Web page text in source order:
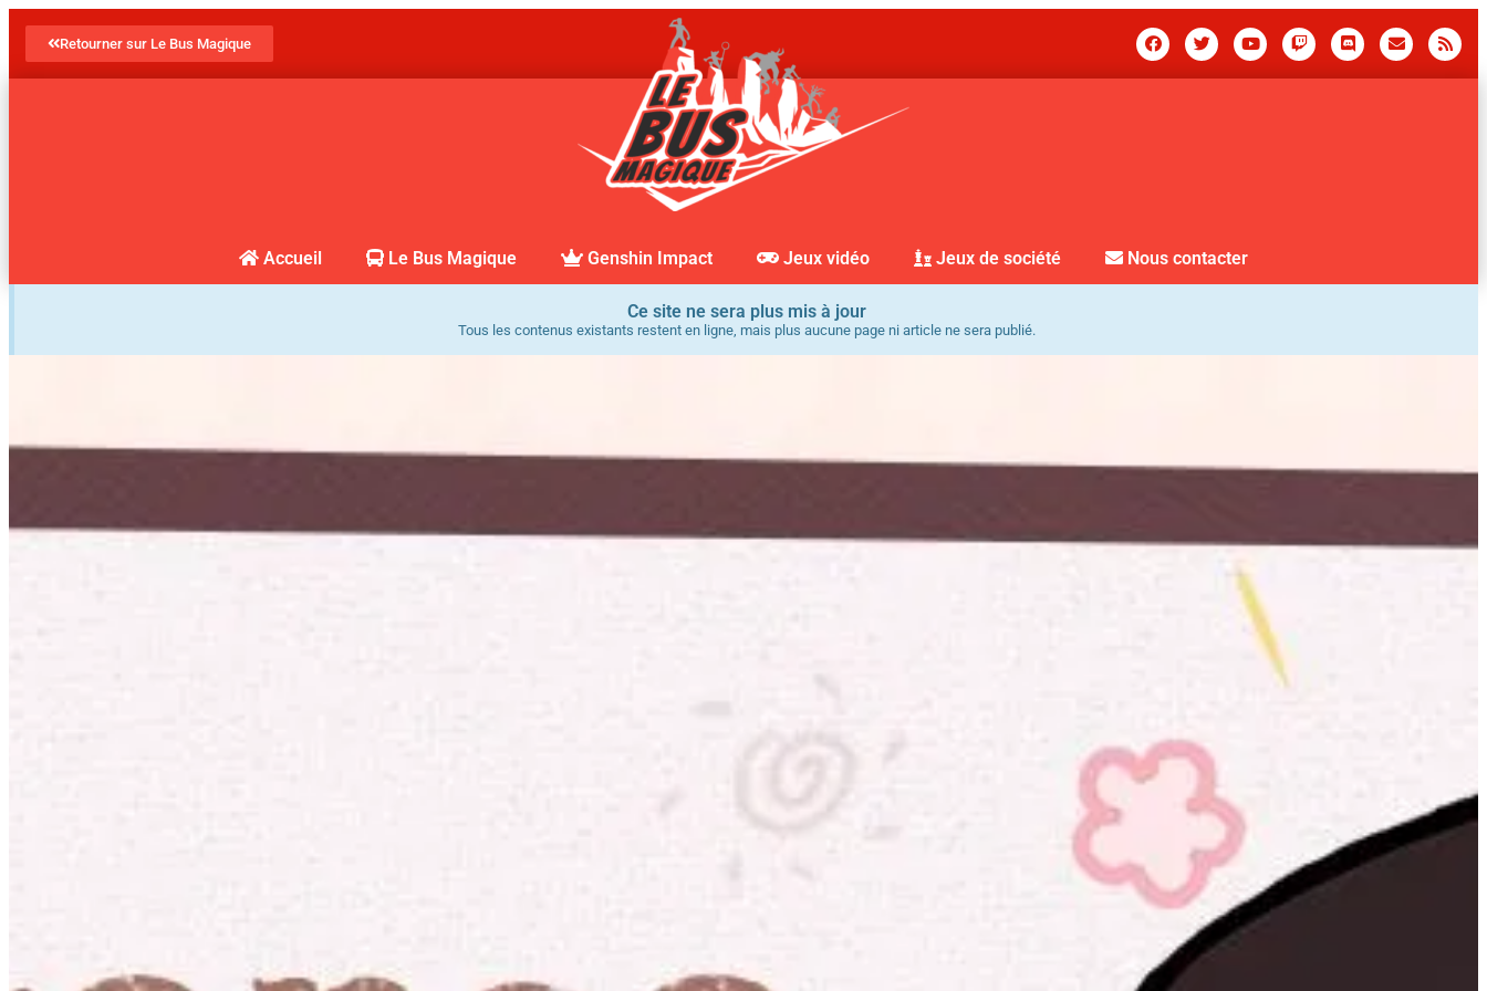
Retourner sur Le Bus Magique
Accueil Le Bus Magique Genshin Impact Jeux vidéo Jeux de société Nous contacter
Ce site ne sera plus mis à jour
Tous les contenus existants restent en ligne, mais plus aucune page ni article ne sera publié.